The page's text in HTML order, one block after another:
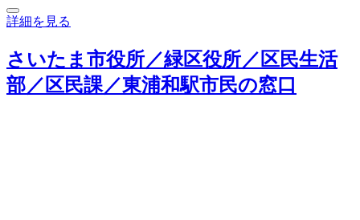
詳細を見る
さいたま市役所／緑区役所／区民生活
部／区民課／東浦和駅市民の窓口